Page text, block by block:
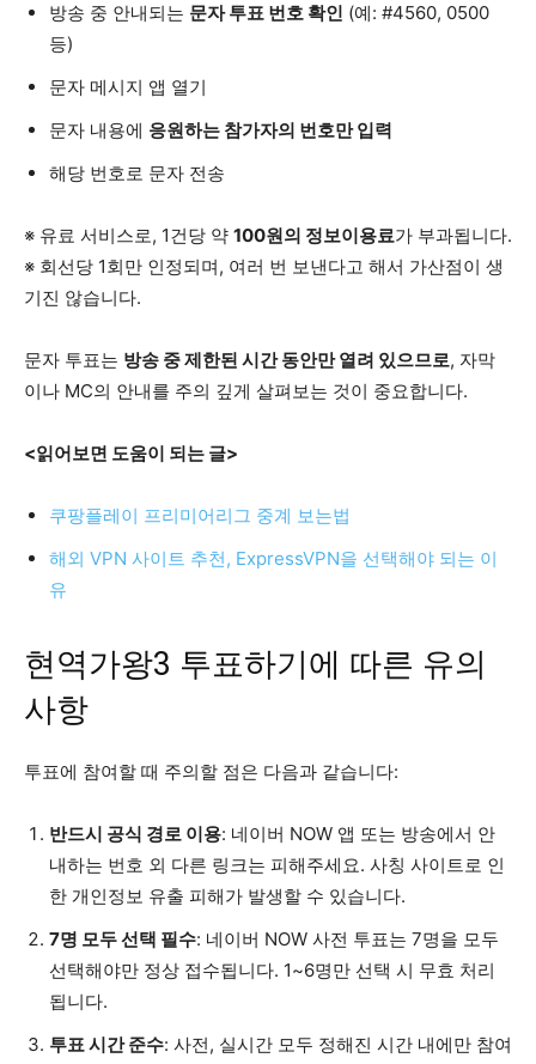
방송 중 안내되는 문자 투표 번호 확인 (예: #4560, 0500
등)
문자 메시지 앱 열기
문자 내용에 응원하는 참가자의 번호만 입력
해당 번호로 문자 전송
※ 유료 서비스로, 1건당 약 100원의 정보이용료가 부과됩니다.
※ 회선당 1회만 인정되며, 여러 번 보낸다고 해서 가산점이 생
기진 않습니다.
문자 투표는 방송 중 제한된 시간 동안만 열려 있으므로, 자막
이나 MC의 안내를 주의 깊게 살펴보는 것이 중요합니다.
<읽어보면 도움이 되는 글>
쿠팡플레이 프리미어리그 중계 보는법
해외 VPN 사이트 추천, ExpressVPN을 선택해야 되는 이
유
현역가왕3 투표하기에 따른 유의
사항
투표에 참여할 때 주의할 점은 다음과 같습니다:
반드시 공식 경로 이용: 네이버 NOW 앱 또는 방송에서 안
내하는 번호 외 다른 링크는 피해주세요. 사칭 사이트로 인
한 개인정보 유출 피해가 발생할 수 있습니다.
7명 모두 선택 필수: 네이버 NOW 사전 투표는 7명을 모두
선택해야만 정상 접수됩니다. 1~6명만 선택 시 무효 처리
됩니다.
투표 시간 준수: 사전, 실시간 모두 정해진 시간 내에만 참여